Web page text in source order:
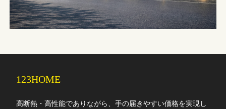
123HOME
高断熱・高性能でありながら、手の届きやすい価格を実現し